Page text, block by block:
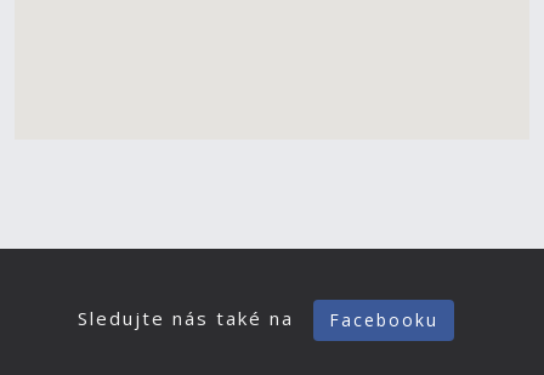
Sledujte nás také na Facebooku